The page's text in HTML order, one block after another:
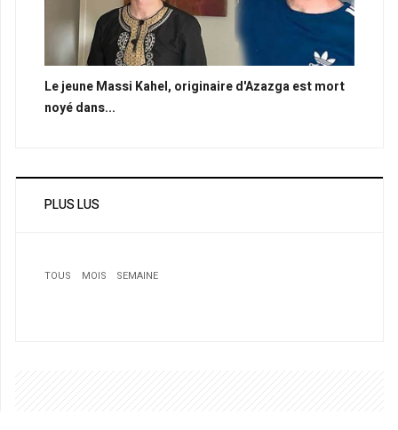
Le jeune Massi Kahel, originaire d'Azazga est mort
noyé dans...
PLUS LUS
TOUS MOIS SEMAINE